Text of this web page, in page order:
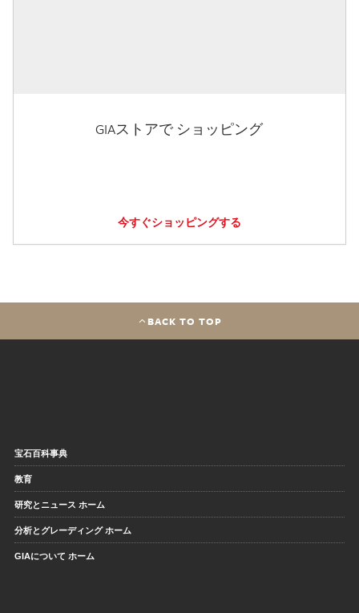
GIAストアで ショッピング
今すぐショッピングする
BACK TO TOP
宝石百科事典
教育
研究とニュース ホーム
分析とグレーディング ホーム
GIAについて ホーム